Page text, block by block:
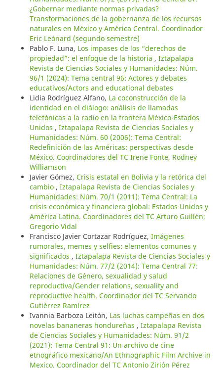
¿Gobernar mediante normas privadas?
Transformaciones de la gobernanza de los recursos
naturales en México y América Central. Coordinador
Eric Leónard (segundo semestre)
Pablo F. Luna, Los impases de los “derechos de
propiedad”: el enfoque de la historia , Iztapalapa
Revista de Ciencias Sociales y Humanidades: Núm.
96/1 (2024): Tema central 96: Actores y debates
educativos/Actors and educational debates
Lidia Rodríguez Alfano, La coconstrucción de la
identidad en el diálogo: análisis de llamadas
telefónicas a la radio en la frontera México-Estados
Unidos , Iztapalapa Revista de Ciencias Sociales y
Humanidades: Núm. 60 (2006): Tema Central:
Redefinición de las Américas: perspectivas desde
México. Coordinadores del TC Irene Fonte, Rodney
Williamson
Javier Gómez, Crisis estatal en Bolivia y la retórica del
cambio , Iztapalapa Revista de Ciencias Sociales y
Humanidades: Núm. 70/1 (2011): Tema Central: La
crisis económica y financiera global: Estados Unidos y
América Latina. Coordinadores del TC Arturo Guillén;
Gregorio Vidal
Francisco Javier Cortazar Rodríguez, Imágenes
rumorales, memes y selfies: elementos comunes y
significados , Iztapalapa Revista de Ciencias Sociales y
Humanidades: Núm. 77/2 (2014): Tema Central 77:
Relaciones de Género, sexualidad y salud
reproductiva/Gender relations, sexuality and
reproductive health. Coordinador del TC Servando
Gutiérrez Ramírez
Ivannia Barboza Leitón, Las luchas campeñas en dos
novelas bananeras hondureñas , Iztapalapa Revista
de Ciencias Sociales y Humanidades: Núm. 91/2
(2021): Tema Central 91: Un archivo de cine
etnográfico mexicano/An Ethnographic Film Archive in
Mexico. Coordinador del TC Antonio Zirión Pérez